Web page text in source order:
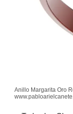
Anillo Margarita Oro